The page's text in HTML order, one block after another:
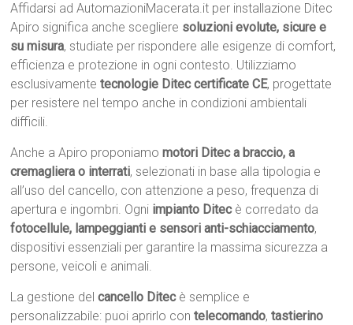
Affidarsi ad AutomazioniMacerata.it per installazione Ditec
Apiro significa anche scegliere soluzioni evolute, sicure e
su misura, studiate per rispondere alle esigenze di comfort,
efficienza e protezione in ogni contesto. Utilizziamo
esclusivamentetecnologie Ditec certificate CE, progettate
per resistere nel tempo anche in condizioni ambientali
difficili.
Anche a Apiro proponiamomotori Ditec a braccio, a
cremagliera o interrati, selezionati in base alla tipologia e
all’uso del cancello, con attenzione a peso, frequenza di
apertura e ingombri. Ogni impianto Ditecè corredato da
fotocellule, lampeggianti e sensori anti-schiacciamento,
dispositivi essenziali per garantire la massima sicurezza a
persone, veicoli e animali.
La gestione delcancello Ditecè semplice e
personalizzabile: puoi aprirlo contelecomando,tastierino